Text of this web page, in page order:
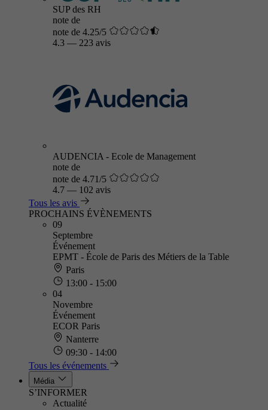
SUP des RH
note de
note de 4.25/5
4.3 — 223 avis
AUDENCIA - Ecole de Management
note de
note de 4.71/5
4.7 — 102 avis
Tous les avis
PROCHAINS ÉVÈNEMENTS
09
Septembre
Événement
EPMT - École de Paris des Métiers de la Table
Paris
13:00 - 15:00
04
Novembre
Événement
ECOR Paris
Nanterre
09:30 - 14:00
Tous les événements
Média
S’INFORMER
Actualité